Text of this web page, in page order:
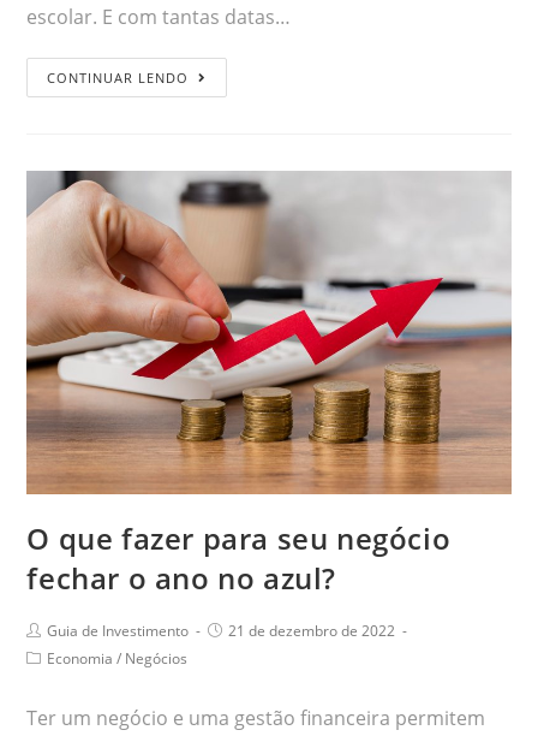
escolar. E com tantas datas…
CONTINUAR LENDO
O que fazer para seu negócio
fechar o ano no azul?
Guia de Investimento
21 de dezembro de 2022
Economia / Negócios
Ter um negócio e uma gestão financeira permitem